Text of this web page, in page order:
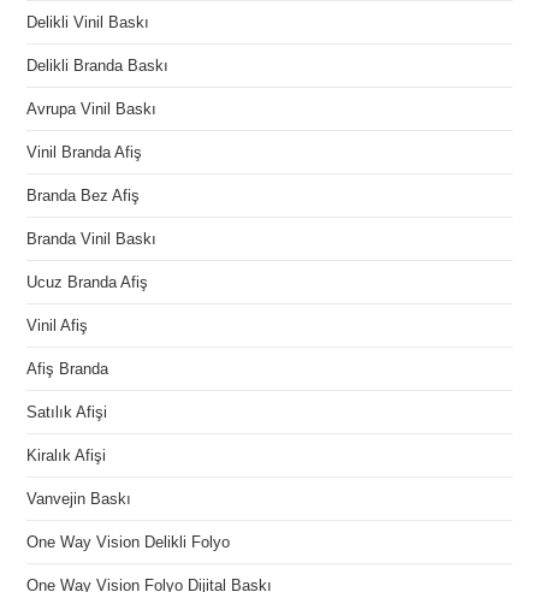
Delikli Vinil Baskı
Delikli Branda Baskı
Avrupa Vinil Baskı
Vinil Branda Afiş
Branda Bez Afiş
Branda Vinil Baskı
Ucuz Branda Afiş
Vinil Afiş
Afiş Branda
Satılık Afişi
Kiralık Afişi
Vanvejin Baskı
One Way Vision Delikli Folyo
One Way Vision Folyo Dijital Baskı